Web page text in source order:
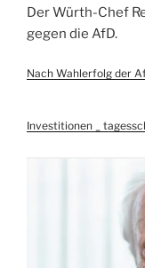
Der Würth-Chef
gegen die AfD.
Nach Wahlerfolg der
Investitionen _